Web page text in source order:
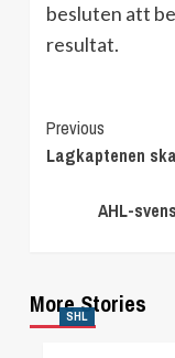
besluten att
resultat.
Continue
Reading
Previous
Lagkaptenen
AHL-
More Stories
SHL